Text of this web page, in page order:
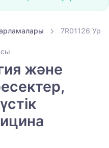
7R01126
және